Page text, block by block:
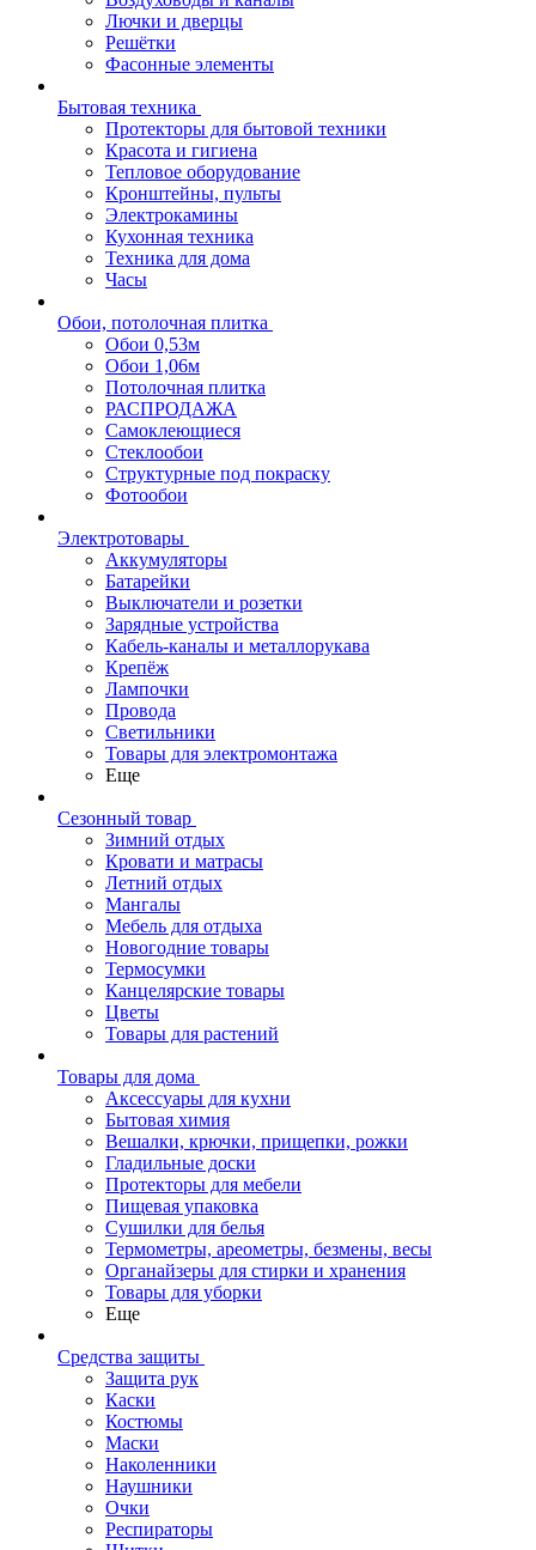
Лючки и дверцы
Решётки
Фасонные элементы
Бытовая техника
Протекторы для бытовой техники
Красота и гигиена
Тепловое оборудование
Кронштейны, пульты
Электрокамины
Кухонная техника
Техника для дома
Часы
Обои, потолочная плитка
Обои 0,53м
Обои 1,06м
Потолочная плитка
РАСПРОДАЖА
Самоклеющиеся
Стеклообои
Структурные под покраску
Фотообои
Электротовары
Аккумуляторы
Батарейки
Выключатели и розетки
Зарядные устройства
Кабель-каналы и металлорукава
Крепёж
Лампочки
Провода
Светильники
Товары для электромонтажа
Еще
Сезонный товар
Зимний отдых
Кровати и матрасы
Летний отдых
Мангалы
Мебель для отдыха
Новогодние товары
Термосумки
Канцелярские товары
Цветы
Товары для растений
Товары для дома
Аксессуары для кухни
Бытовая химия
Вешалки, крючки, прищепки, рожки
Гладильные доски
Протекторы для мебели
Пищевая упаковка
Сушилки для белья
Термометры, ареометры, безмены, весы
Органайзеры для стирки и хранения
Товары для уборки
Еще
Средства защиты
Защита рук
Каски
Костюмы
Маски
Наколенники
Наушники
Очки
Респираторы